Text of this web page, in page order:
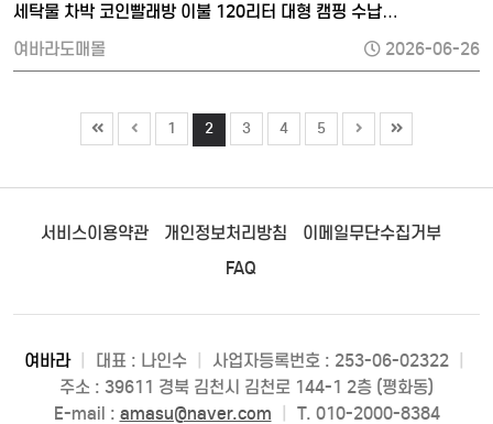
세탁물 차박 코인빨래방 이불 120리터 대형 캠핑 수납…
여바라도매몰
2026-06-26
1 2 3 4 5
서비스이용약관 개인정보처리방침
이메일무단수집거부
FAQ
여바라 대표 : 나인수 사업자등록번호 : 253-06-02322
주소 : 39611 경북 김천시 김천로 144-1 2층 (평화동)
E-mail : amasu@naver.com T. 010-2000-8384